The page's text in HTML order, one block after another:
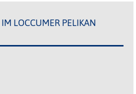
LOCCUMER PELIKAN